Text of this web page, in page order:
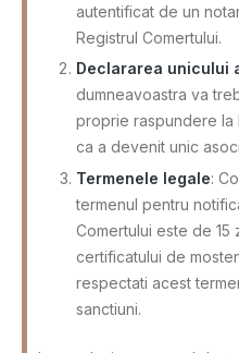
autentificat de un
Registrul Comertului.
Declararea unicului
dumneavoastra va
proprie raspundere la
ca a devenit unic
Termenele legale:
termenul pentru
Comertului este de 15
certificatului de
respectati acest
sanctiuni.